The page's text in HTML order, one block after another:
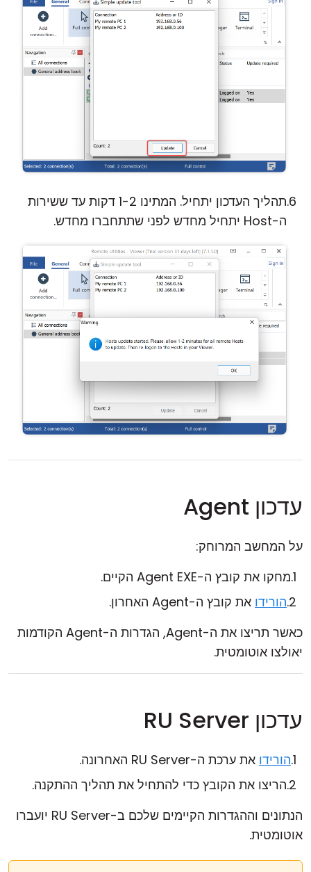
תהליך העדכון יתחיל. המתינו 1-2 דקות עד ששירות
ה-Host יתחיל מחדש לפני שתתחברו מחדש.
עדכון Agent
על המחשב המרוחק:
מחקו את קובץ ה-Agent EXE הקיים.
הורידו את קובץ ה-Agent האחרון.
כאשר תריצו את ה-Agent, הגדרות ה-Agent הקודמות
יאולצו אוטומטית.
עדכון RU Server
הורידו את ערכת ה-RU Server האחרונה.
הריצו את הקובץ כדי להתחיל את תהליך ההתקנה.
הנתונים וההגדרות הקיימים שלכם ב-RU Server יועברו
אוטומטית.